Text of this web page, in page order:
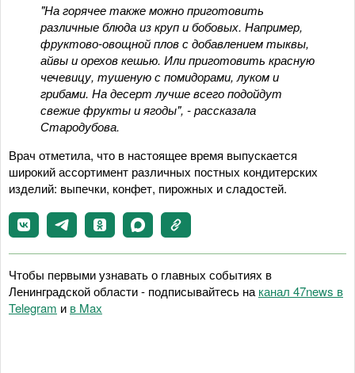
"На горячее также можно приготовить
различные блюда из круп и бобовых. Например,
фруктово-овощной плов с добавлением тыквы,
айвы и орехов кешью. Или приготовить красную
чечевицу, тушеную с помидорами, луком и
грибами. На десерт лучше всего подойдут
свежие фрукты и ягоды", - рассказала
Стародубова.
Врач отметила, что в настоящее время выпускается
широкий ассортимент различных постных кондитерских
изделий: выпечки, конфет, пирожных и сладостей.
Чтобы первыми узнавать о главных событиях в
Ленинградской области - подписывайтесь на канал 47news в
Telegram и в Maх